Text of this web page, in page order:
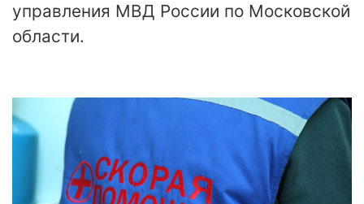
управления МВД России по Московской
области.